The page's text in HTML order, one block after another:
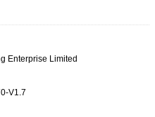
Enterprise Limited
V1.7